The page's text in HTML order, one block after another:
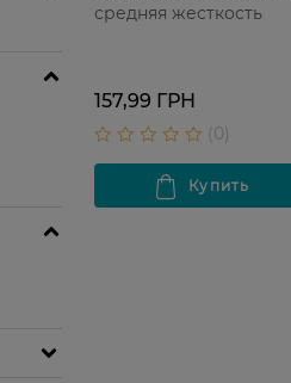
средняя жесткость
157,99 ГРН